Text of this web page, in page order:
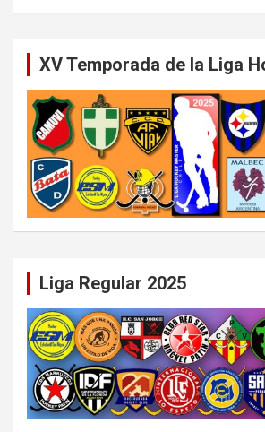
XV Temporada de la Liga
Liga Regular 2025